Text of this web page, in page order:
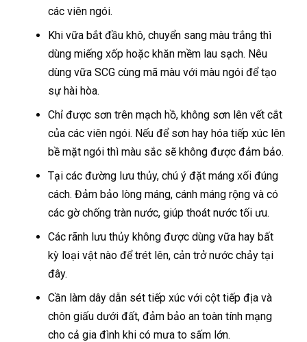
các viên ngói.
Khi vữa bắt đầu khô, chuyển sang màu trắng thì
dùng miếng xốp hoặc khăn mềm lau sạch. Nêu
dùng vữa SCG cùng mã màu với màu ngói để tạo
sự hài hòa.
Chỉ được sơn trên mạch hồ, không sơn lên vết cắt
của các viên ngói. Nếu để sơn hay hóa tiếp xúc lên
bề mặt ngói thì màu sắc sẽ không được đảm bảo.
Tại các đường lưu thủy, chú ý đặt máng xối đúng
cách. Đảm bảo lòng máng, cánh máng rộng và có
các gờ chống tràn nước, giúp thoát nước tối ưu.
Các rãnh lưu thủy không được dùng vữa hay bất
kỳ loại vật nào để trét lên, cản trở nước chảy tại
đây.
Cần làm dây dẫn sét tiếp xúc với cột tiếp địa và
chôn giấu dưới đất, đảm bảo an toàn tính mạng
cho cả gia đình khi có mưa to sấm lớn.